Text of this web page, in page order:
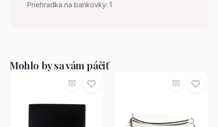
Priehradka na bankovky: 1
Mohlo by sa vám páčiť